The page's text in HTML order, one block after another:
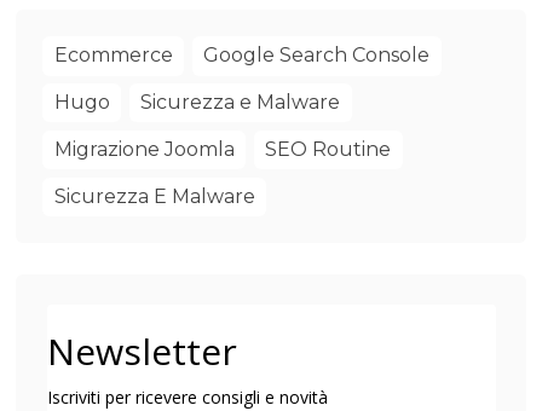
Ecommerce Google Search Console
Hugo Sicurezza e Malware
Migrazione Joomla SEO Routine
Sicurezza E Malware
Newsletter
Iscriviti per ricevere consigli e novità